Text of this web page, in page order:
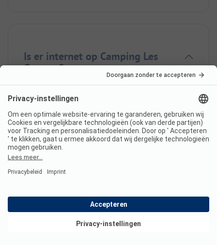
Is er internet op Camping Les
Ourmes?
Ja, er is WiFi op alle staanplaatsen.
Heeft Camping Les Ourmes een
certificaat?
Bekijk deals